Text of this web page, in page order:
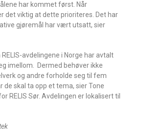
har kommet først. Når
det viktig at dette prioriteres. Det har
gjøremål har vært utsatt, sier
RELIS-avdelingene i Norge har avtalt
imellom.  Dermed behøver ikke
og andre forholde seg til fem
de skal ta opp et tema, sier Tone
RELIS Sør. Avdelingen er lokalisert til